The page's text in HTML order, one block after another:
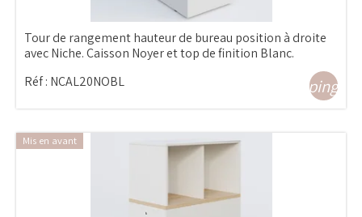
Tour de rangement hauteur de bureau position à droite
avec Niche. Caisson Noyer et top de finition Blanc.
Réf : NCAL20NOBL
Mis en avant